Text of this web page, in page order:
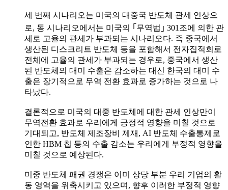
세 번째 시나리오는 미국의 대중국 반도체 관세 인상으
로, 동 시나리오에서는 미국의 ｢무역법｣ 301조에 의한 관
세로 고율의 관세가 부과되는 시나리오다. 즉 중국에서
생산된 디스크리트 반도체 등을 포함해서 전자집적회로
전체에 고율의 관세가 부과되는 경우로, 중국에서 생산
된 반도체의 대미 수출은 감소하는 대신 한국의 대미 수
출은 장기적으로 무역 전환 효과로 증가하는 것으로 나
타났다.
결론적으로 미국의 대중 반도체에 대한 관세 인상만이
무역전환 효과로 우리에게 긍정적 영향을 미칠 것으로
기대되고, 반도체 제조장비 제재, AI 반도체 수출통제로
인한 HBM 칩 등의 수출 감소는 우리에게 부정적 영향을
미칠 것으로 예상된다.
미중 반도체 패권 경쟁은 이미 상당 부분 우리 기업의 활
동 영역을 위축시키고 있으며, 향후 이러한 부정적 영향